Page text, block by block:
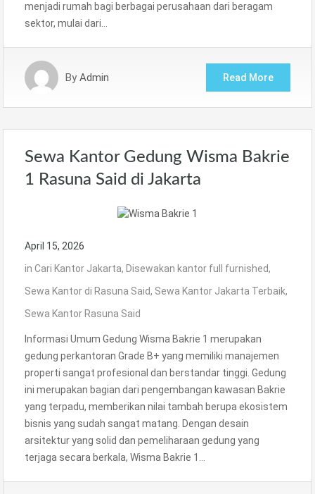
menjadi rumah bagi berbagai perusahaan dari beragam
sektor, mulai dari…
By Admin Read More
Sewa Kantor Gedung Wisma Bakrie
1 Rasuna Said di Jakarta
April 15, 2026
in Cari Kantor Jakarta, Disewakan kantor full furnished,
Sewa Kantor di Rasuna Said, Sewa Kantor Jakarta Terbaik,
Sewa Kantor Rasuna Said
Informasi Umum Gedung Wisma Bakrie 1 merupakan
gedung perkantoran Grade B+ yang memiliki manajemen
properti sangat profesional dan berstandar tinggi. Gedung
ini merupakan bagian dari pengembangan kawasan Bakrie
yang terpadu, memberikan nilai tambah berupa ekosistem
bisnis yang sudah sangat matang. Dengan desain
arsitektur yang solid dan pemeliharaan gedung yang
terjaga secara berkala, Wisma Bakrie 1…